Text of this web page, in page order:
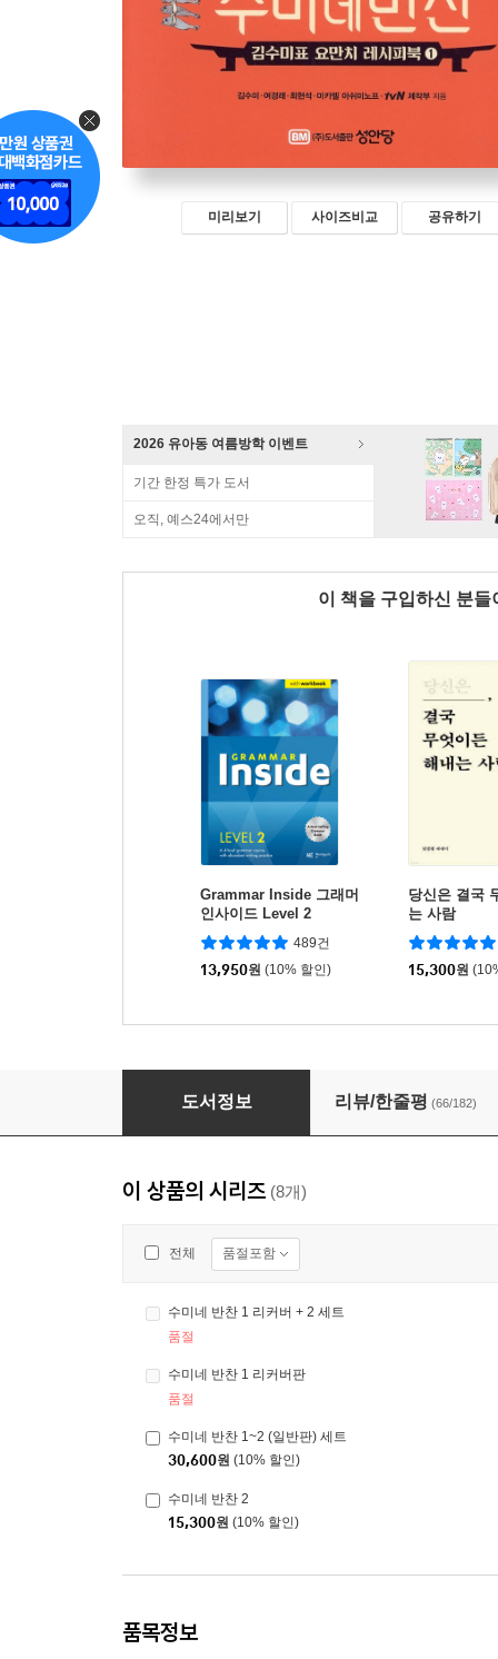
미리보기 사이즈비교 공유하기
2026 유아동 여름방학 이벤트
기간 한정 특가 도서
오직, 예스24에서만
이 책을 구입하신 분
Grammar Inside 그래머
인사이드 Level 2
489건
13,950원 (10% 할인)
당신은 결국
는 사람
15,300원
수미네 반찬
도서정보 리뷰/한줄평 (66/182)
이 상품의 시리즈 (8개)
전체 품절포함
수미네 반찬 1 리커버 + 2 세트
품절
수미네 반찬 1 리커버판
품절
수미네 반찬 1~2 (일반판) 세트
30,600원 (10% 할인)
수미네 반찬 2
15,300원 (10% 할인)
품목정보